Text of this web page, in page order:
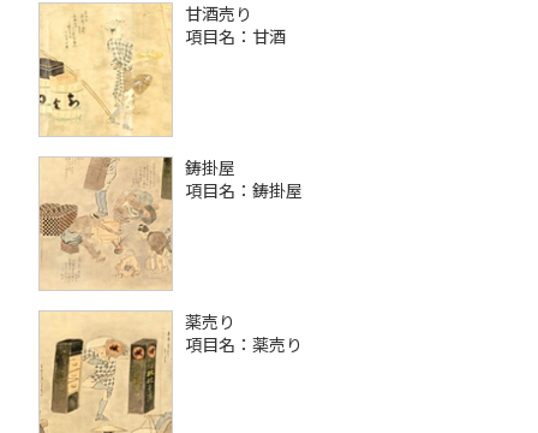
甘酒売り
項目名：甘酒
鋳掛屋
項目名：鋳掛屋
薬売り
項目名：薬売り